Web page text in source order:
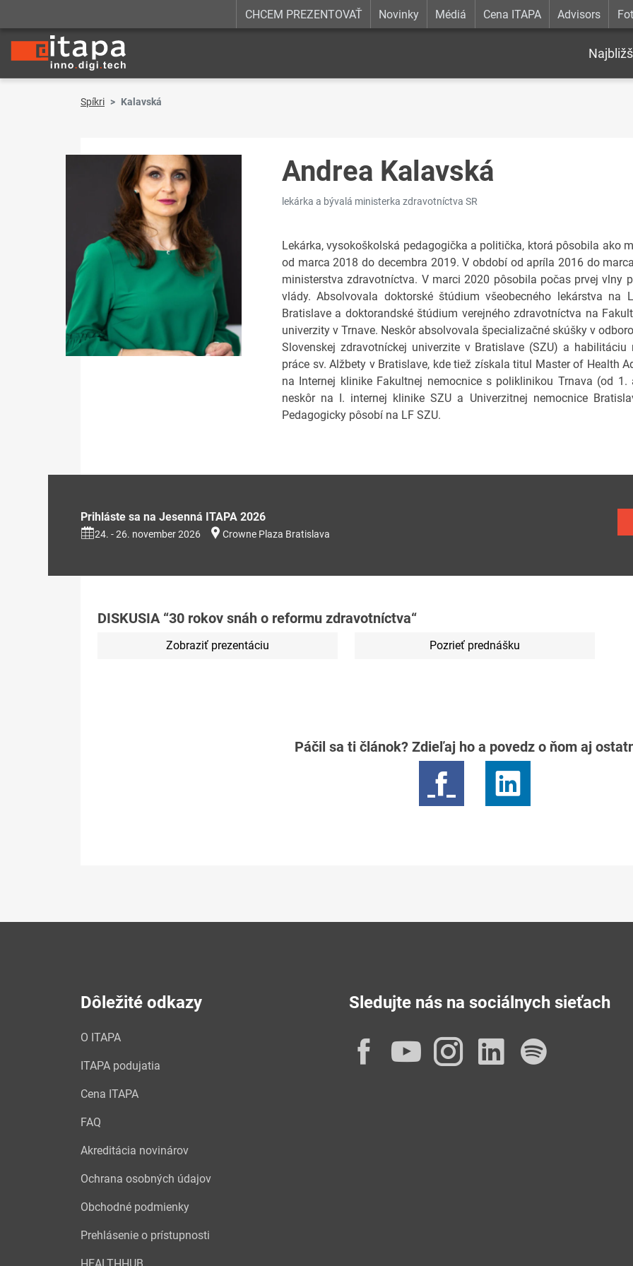
CHCEM PREZENTOVAŤ Novinky Médiá Cena ITAPA Advisors
Spíkri Kalavská
Andrea Kalavská
lekárka a bývalá ministerka zdravotníctva SR
Lekárka, vysokoškolská pedagogička a politička, ktorá pôsobila ako
od marca 2018 do decembra 2019. V období od apríla 2016 do
ministerstva zdravotníctva. V marci 2020 pôsobila počas prvej vlny
vlády. Absolvovala doktorské štúdium všeobecného lekárstva na
Bratislave a doktorandské štúdium verejného zdravotníctva na
univerzity v Trnave. Neskôr absolvovala špecializačné skúšky v
Slovenskej zdravotníckej univerzite v Bratislave (SZU) a
práce sv. Alžbety v Bratislave, kde tiež získala titul Master of Health
na Internej klinike Fakultnej nemocnice s poliklinikou Trnava (od
neskôr na I. internej klinike SZU a Univerzitnej nemocnice
Pedagogicky pôsobí na LF SZU.
Prihláste sa na Jesenná ITAPA 2026
24. - 26. november 2026 Crowne Plaza Bratislava
DISKUSIA “30 rokov snáh o reformu zdravotníctva“
Zobraziť prezentáciu Pozrieť prednášku
Páčil sa ti článok? Zdieľaj ho a povedz o ňom aj
Dôležité odkazy
O ITAPA
ITAPA podujatia
Cena ITAPA
FAQ
Akreditácia novinárov
Ochrana osobných údajov
Obchodné podmienky
Prehlásenie o prístupnosti
Sledujte nás na sociálnych sieťach
Facebook
YouTube
Instagram
LinkedIn